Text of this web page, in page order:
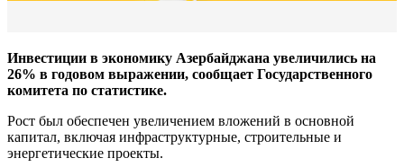
Инвестиции в экономику Азербайджана увеличились на
26% в годовом выражении, сообщает Государственного
комитета по статистике.
Рост был обеспечен увеличением вложений в основной
капитал, включая инфраструктурные, строительные и
энергетические проекты.